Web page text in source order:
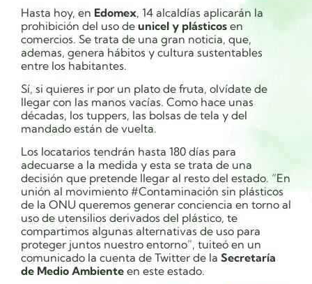
Hasta hoy, en Edomex, 14 alcaldías aplicarán la
prohibición del uso de unicel y plásticos en
comercios. Se trata de una gran noticia, que,
ademas, genera hábitos y cultura sustentables
entre los habitantes.
Sí, si quieres ir por un plato de fruta, olvídate de
llegar con las manos vacías. Como hace unas
décadas, los tuppers, las bolsas de tela y del
mandado están de vuelta.
Los locatarios tendrán hasta 180 días para
adecuarse a la medida y esta se trata de una
decisión que pretende llegar al resto del estado. “En
unión al movimiento #Contaminación sin plásticos
de la ONU queremos generar conciencia en torno al
uso de utensilios derivados del plástico, te
compartimos algunas alternativas de uso para
proteger juntos nuestro entorno”, tuiteó en un
comunicado la cuenta de Twitter de la Secretaría
de Medio Ambiente en este estado.